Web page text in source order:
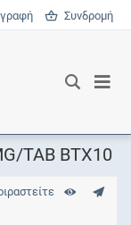
Συνδρομή
TAB ΒΤΧ10